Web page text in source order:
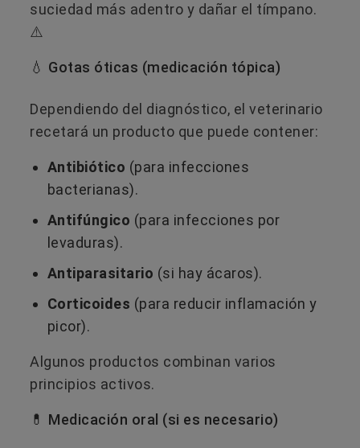
suciedad más adentro y dañar el tímpano.
⚠️
💧 Gotas óticas (medicación tópica)
Dependiendo del diagnóstico, el veterinario
recetará un producto que puede contener:
Antibiótico (para infecciones
bacterianas).
Antifúngico (para infecciones por
levaduras).
Antiparasitario (si hay ácaros).
Corticoides (para reducir inflamación y
picor).
Algunos productos combinan varios
principios activos.
💊 Medicación oral (si es necesario)